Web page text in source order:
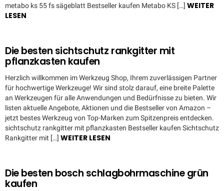
metabo ks 55 fs sägeblatt Bestseller kaufen Metabo KS […] WEITER
LESEN
Die besten sichtschutz rankgitter mit
pflanzkasten kaufen
Herzlich willkommen im Werkzeug Shop, Ihrem zuverlässigen Partner
für hochwertige Werkzeuge! Wir sind stolz darauf, eine breite Palette
an Werkzeugen für alle Anwendungen und Bedürfnisse zu bieten. Wir
listen aktuelle Angebote, Aktionen und die Bestseller von Amazon –
jetzt bestes Werkzeug von Top-Marken zum Spitzenpreis entdecken.
sichtschutz rankgitter mit pflanzkasten Bestseller kaufen Sichtschutz
Rankgitter mit […] WEITER LESEN
Die besten bosch schlagbohrmaschine grün
kaufen